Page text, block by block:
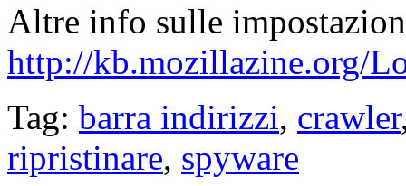
Altre info sulle
http://kb.mozillazine.org/
Tag: barra indirizzi, crawler
ripristinare, spyware